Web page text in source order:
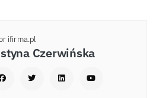
ifirma.pl
Czerwińska